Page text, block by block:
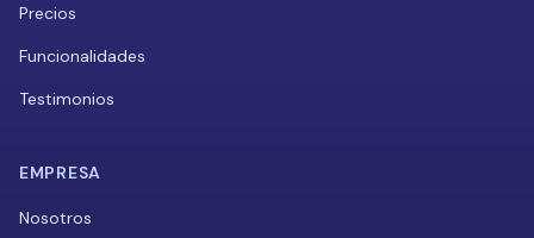
Precios
Funcionalidades
Testimonios
EMPRESA
Nosotros